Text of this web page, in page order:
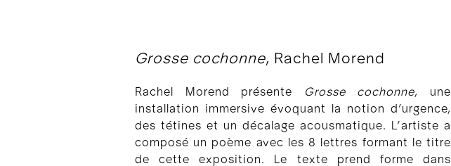
Grosse cochonne, Rachel Morend
Rachel Morend présente Grosse cochonne, une
installation immersive évoquant la notion d’urgence,
des tétines et un décalage acousmatique. L’artiste a
composé un poème avec les 8 lettres formant le titre
de cette exposition. Le texte prend forme dans